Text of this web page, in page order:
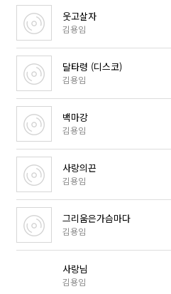
웃고살자
김용임
달타령 (디스코)
김용임
백마강
김용임
사랑의끈
김용임
그리움은가슴마다
김용임
사랑님
김용임